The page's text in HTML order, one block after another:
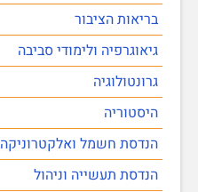
בריאות הציבור
גיאוגרפיה ולימודי סביבה
גרונטולוגיה
היסטוריה
הנדסת חשמל ואלקטרוניקה
הנדסת תעשייה וניהול